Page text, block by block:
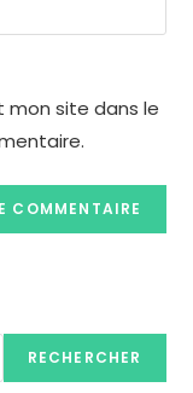
mon site dans le
RECHERCHER